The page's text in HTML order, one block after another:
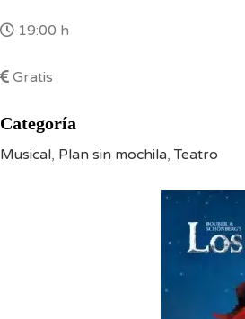
19:00 h
Gratis
Categoría
Musical, Plan sin mochila,Teatro